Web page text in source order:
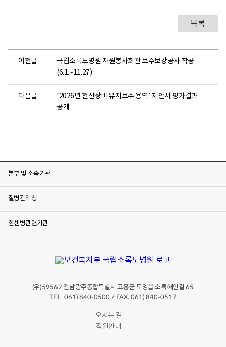
목록
이전글
국립소록도병원 자원봉사회관 보수보강공사 착공
(6.1.~11.27)
다음글
´2026년 전산장비 유지보수 용역´ 제안서 평가결과
공개
본부 및 소속기관
질병관리청
한센병관련기관
(우)59562 전남광주통합특별시 고흥군 도양읍 소록해안길65
TEL. 061) 840-0500 / FAX. 061) 840-0517
오시는 길
직원안내